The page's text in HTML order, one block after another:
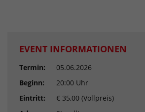
EVENT INFORMATIONEN
Termin:
05.06.2026
Beginn:
20:00 Uhr
Eintritt:
€ 35,00 (Vollpreis)